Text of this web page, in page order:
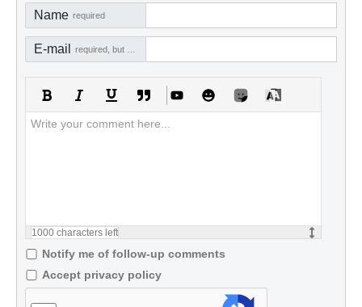
Name required
E-mail
1000 characters left
Notify me of follow-up comments
Accept privacy policy